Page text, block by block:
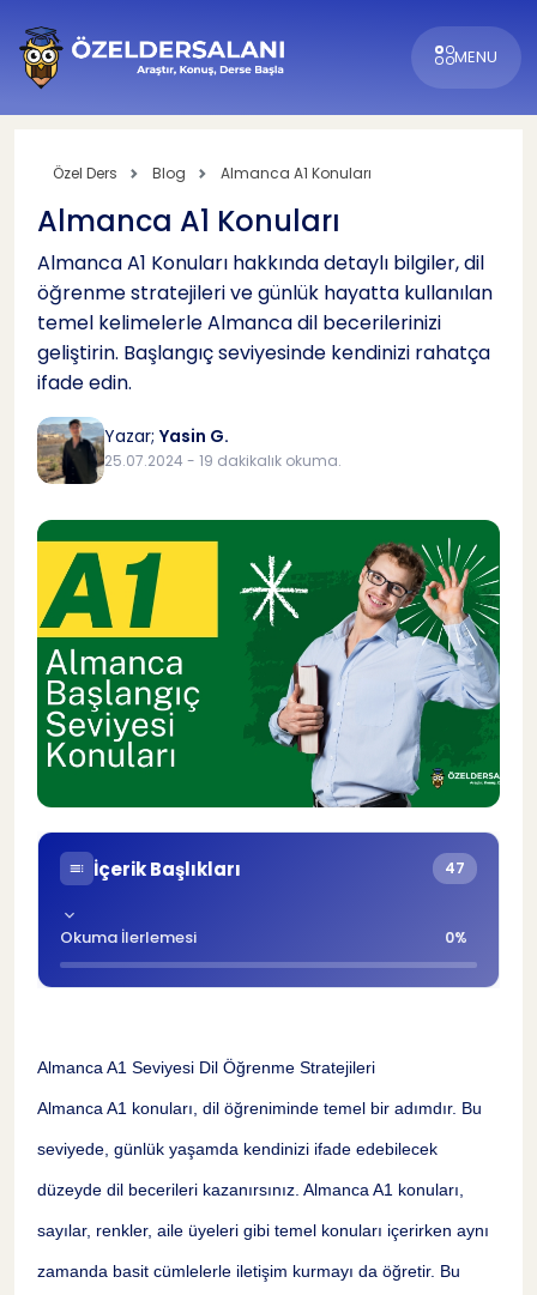
MENU
Özel Ders Blog Almanca A1 Konuları
Almanca A1 Konuları
Almanca A1 Konuları hakkında detaylı bilgiler, dil
öğrenme stratejileri ve günlük hayatta kullanılan
temel kelimelerle Almanca dil becerilerinizi
geliştirin. Başlangıç seviyesinde kendinizi rahatça
ifade edin.
Yazar;Yasin G.
25.07.2024 - 19 dakikalık okuma.
İçerik Başlıkları 47
Okuma İlerlemesi 0%
Almanca A1 Seviyesi Dil Öğrenme Stratejileri
Almanca A1 konuları, dil öğreniminde temel bir adımdır. Bu
seviyede, günlük yaşamda kendinizi ifade edebilecek
düzeyde dil becerileri kazanırsınız. Almanca A1 konuları,
sayılar, renkler, aile üyeleri gibi temel konuları içerirken aynı
zamanda basit cümlelerle iletişim kurmayı da öğretir. Bu